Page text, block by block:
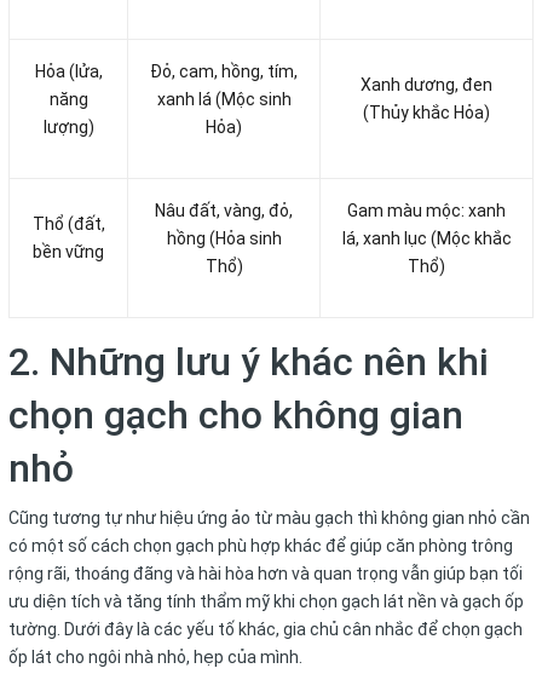
Hỏa (lửa,
năng
lượng)
Đỏ, cam, hồng, tím,
xanh lá (Mộc sinh
Hỏa)
Xanh dương, đen
(Thủy khắc Hỏa)
Thổ (đất,
bền vững
Nâu đất, vàng, đỏ,
hồng (Hỏa sinh
Thổ)
Gam màu mộc: xanh
lá, xanh lục (Mộc khắc
Thổ)
2. Những lưu ý khác nên khi
chọn gạch cho không gian
nhỏ
Cũng tương tự như hiệu ứng ảo từ màu gạch thì không gian nhỏ cần
có một số cách chọn gạch phù hợp khác để giúp căn phòng trông
rộng rãi, thoáng đãng và hài hòa hơn và quan trọng vẫn giúp bạn tối
ưu diện tích và tăng tính thẩm mỹ khi chọn gạch lát nền và gạch ốp
tường. Dưới đây là các yếu tố khác, gia chủ cân nhắc để chọn gạch
ốp lát cho ngôi nhà nhỏ, hẹp của mình.